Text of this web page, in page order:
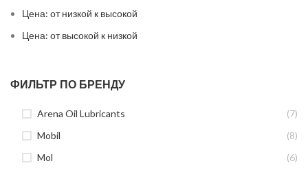
Цена: от низкой к высокой
Цена: от высокой к низкой
ФИЛЬТР ПО БРЕНДУ
Arena Oil Lubricants
(7)
Mobil
(8)
Mol
(6)